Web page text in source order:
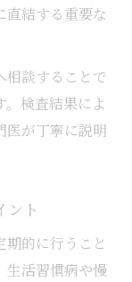
直結する重要な
相談することで
検査結果によ
医が丁寧に説明
ント
的に行うこと
生活習慣病や慢